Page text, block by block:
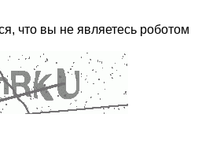
что вы не являетесь роботом